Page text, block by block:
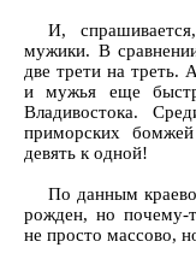
И,
мужики. В
две трети на треть.
и мужья еще
Владивостока.
приморских
девять к одной!
По данным
рожден, но почему-
не просто массово,